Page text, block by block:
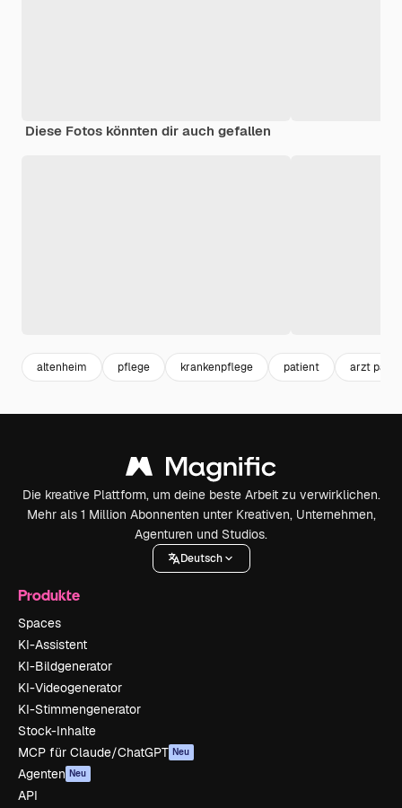
Diese Fotos könnten dir auch gefallen
altenheim pflege krankenpflege patient arzt
Die kreative Plattform, um deine beste Arbeit zu verwirklichen.
Mehr als 1 Million Abonnenten unter Kreativen, Unternehmen,
Agenturen und Studios.
Deutsch
Produkte
Spaces
KI-Assistent
KI-Bildgenerator
KI-Videogenerator
KI-Stimmengenerator
Stock-Inhalte
MCP für Claude/ChatGPT Neu
Agenten Neu
API